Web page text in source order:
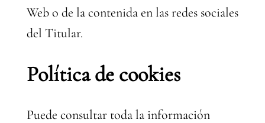
Web o de la contenida en las redes sociales
del Titular.
Política de cookies
Puede consultar toda la información